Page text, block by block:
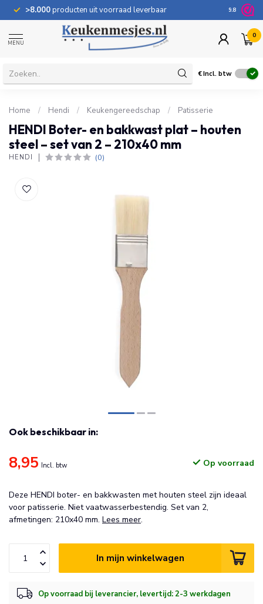
>8.000producten uit voorraad leverbaar 100
9.8
MENU
0
€Incl. btw
Home / Hendi / Keukengereedschap / Patisserie
HENDI Boter- en bakkwast plat – houten
steel – set van 2 – 210x40 mm
HENDI (0)
Ook beschikbaar in:
8,95 Incl. btw Op voorraad
Deze HENDI boter- en bakkwasten met houten steel zijn ideaal
voor patisserie. Niet vaatwasserbestendig. Set van 2,
afmetingen: 210x40 mm. Lees meer.
In mijn winkelwagen
Op voorraad bij leverancier, levertijd: 2-3 werkdagen